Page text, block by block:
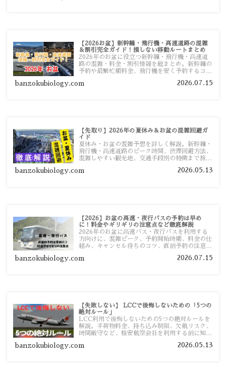
【2026お盆】新幹線・飛行機・高速道路の混雑
＆割引完全ガイド！損しない移動ルートまとめ
2026年のお盆に役立つ新幹線・飛行機・高速道
路の混雑・料金・割引情報を総まとめ。新幹線の
予約や最繁忙期料金、飛行機を安く予約するコ
い移動方法を分かりやすく解説します。
banzokubiology.com 2026.07.15
【先取り】2026年の夏休み＆お盆の混雑回避ガ
イド
夏休み・お盆の混雑予想を詳しく解説。新幹線・
飛行機・高速道路のピーク時間、渋滞回避方法、
混雑しやすい観光地、交通手段別の特徴まで旅行
banzokubiology.com 2026.05.13
【2026】お盆の高速・夜行バスの予約は早め
に！料金やギリギリの注意点など徹底解説
2026年のお盆に高速バス・夜行バスを利用する
方向けに、混雑ピーク、予約開始時期、料金の仕
組み、キャンセル待ちのコツ、直前予約の注意点
banzokubiology.com 2026.07.15
【失敗しない】 LCCで後悔しないための「5つの
絶対ルール」
LCC利用で後悔しないための5つの絶対ルールを
解説。手荷物料金、持ち込み制限、欠航リスク、
時間厳守など、格安航空会社を利用する前に知っ
す。
banzokubiology.com 2026.05.13